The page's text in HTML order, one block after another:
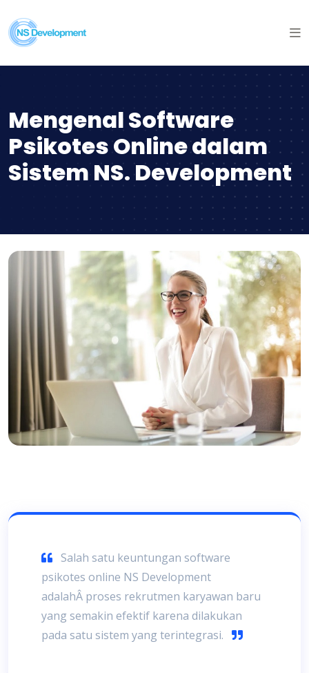
Mengenal Software
Psikotes Online dalam
Sistem NS. Development
Salah satu keuntungan software
psikotes online NS Development
adalahÂ proses rekrutmen karyawan baru
yang semakin efektif karena dilakukan
pada satu sistem yang terintegrasi.